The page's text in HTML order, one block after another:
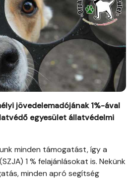
jövedelemadójának 1%-ával
egyesület állatvédelmi
minden támogatást, így a
1 % felajánlásokat is. Nekünk
minden apró segítség